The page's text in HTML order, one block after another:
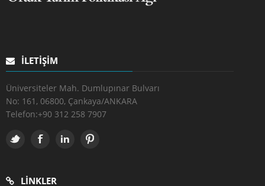
İLETIŞIM
Üniversiteler Mah. Dumlupınar Bulvarı
No: 161, 06800, Çankaya/ANKARA
Telefon:+90 312 258 7907
LINKLER